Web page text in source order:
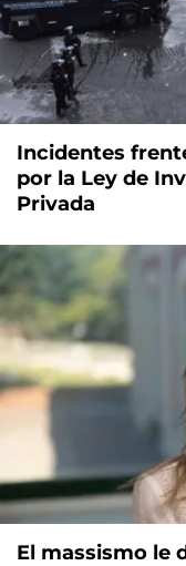
Incidentes
por la Ley de
Privada
El massismo le